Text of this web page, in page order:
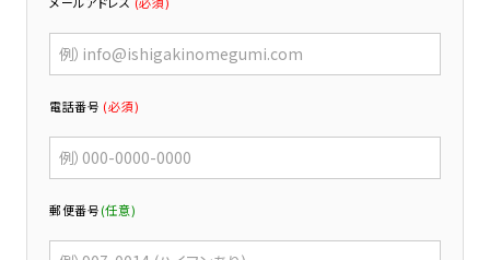
電話番号 (必須)
郵便番号(任意)